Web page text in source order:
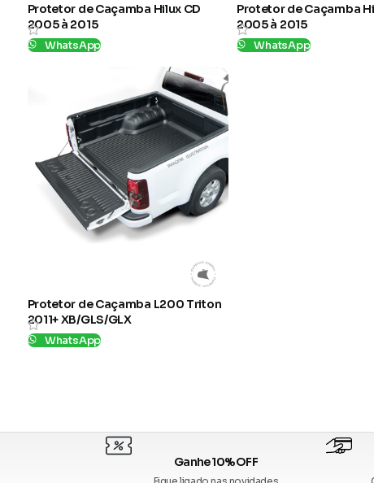
Protetor de Caçamba Hilux CD
2005 à 2015
WhatsApp
Protetor de Caçamba
2005 à 2015
WhatsApp
Protetor de Caçamba L200 Triton
2011+ XB/GLS/GLX
WhatsApp
Ganhe 10% OFF